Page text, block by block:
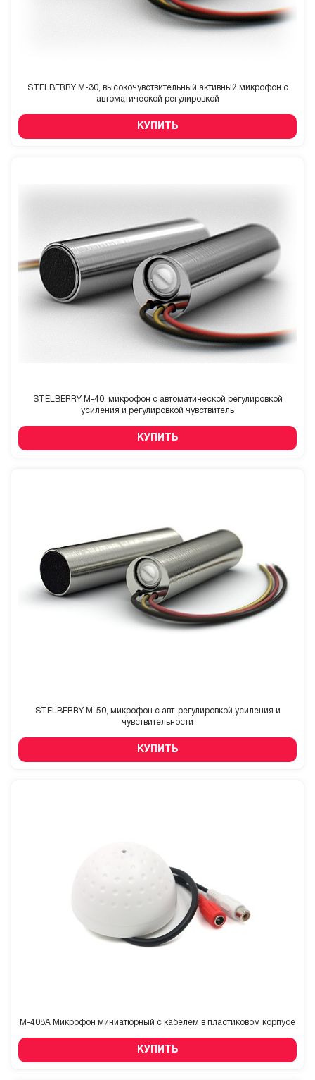
STELBERRY M-30, высокочувствительный активный микрофон с
автоматической регулировкой
КУПИТЬ
STELBERRY M-40, микрофон с автоматической регулировкой
усиления и регулировкой чувствитель
КУПИТЬ
STELBERRY M-50, микрофон с авт. регулировкой усиления и
чувствительности
КУПИТЬ
M-408A Микрофон миниатюрный с кабелем в пластиковом корпусе
КУПИТЬ